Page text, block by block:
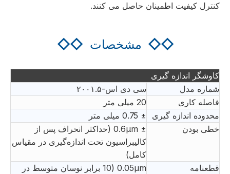
کنترل کیفیت اطمینان حاصل می کنند.
◇◇ مشخصات◇◇
کاوشگر اندازه گیری
شماره مدل
سی دی اس-۲۰۰۱.۵
فاصله کاری
20 میلی متر
محدوده اندازه گیری
± 0.75 میلی متر
خطی بودن
± 0.6μm (حداکثر انحراف پس از
کالیبراسیون تحت اندازه‌گیری در مقیاس
کامل)
قطعنامه
0.05μm (10 برابر نوسان متوسط ​​در